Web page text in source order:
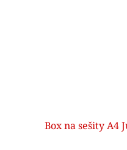
Box na sešity A4